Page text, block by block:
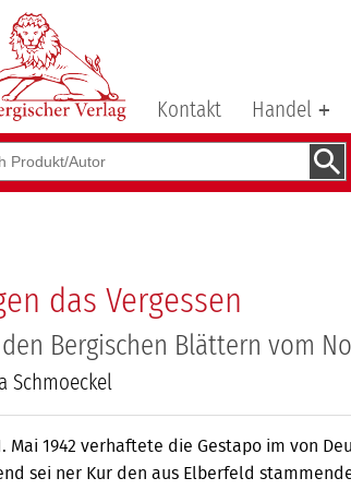
Kontakt Handel
das Vergessen
Bergischen Blättern vom
Schmoeckel
Mai 1942 verhaftete die Gesta­po im von
sei­ ner Kur den aus Elberfeld